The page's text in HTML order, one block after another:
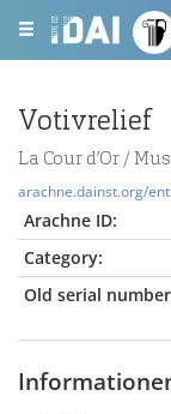
Votivrelief
La Cour d’Or /
arachne.dainst.org/
Arachne ID:
Category:
Old serial